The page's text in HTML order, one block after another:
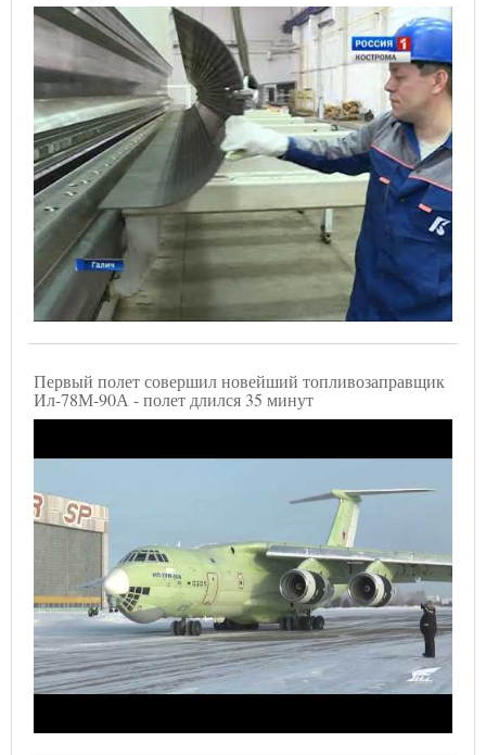
Первый полет совершил новейший топливозаправщик
Ил-78М-90А - полет длился 35 минут